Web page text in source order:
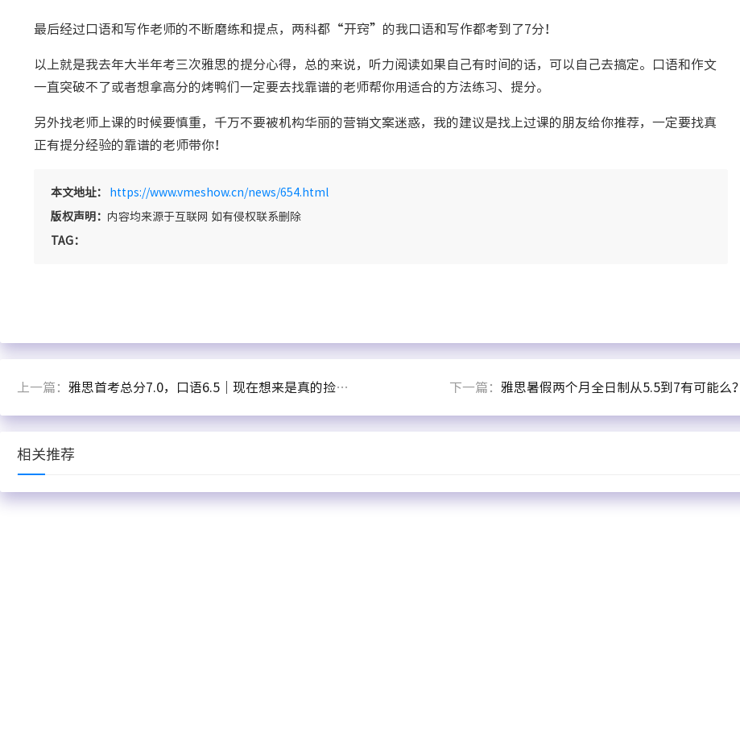
最后经过口语和写作老师的不断磨练和提点，两科都“开窍”的我口语和写作都考到了7分！
以上就是我去年大半年考三次雅思的提分心得，总的来说，听力阅读如果自己有时间的话，可以自己去搞定。口语和作文
一直突破不了或者想拿高分的烤鸭们一定要去找靠谱的老师帮你用适合的方法练习、提分。
另外找老师上课的时候要慎重，千万不要被机构华丽的营销文案迷惑，我的建议是找上过课的朋友给你推荐，一定要找真
正有提分经验的靠谱的老师带你！
本文地址： https://www.vmeshow.cn/news/654.html
版权声明： 内容均来源于互联网 如有侵权联系删除
TAG：
上一篇： 雅思首考总分7.0，口语6.5｜现在想来是真的捡到宝了 下一篇： 雅思暑假两个月全日制从5.5到7有可能么？
相关推荐